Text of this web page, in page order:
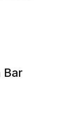
Bar